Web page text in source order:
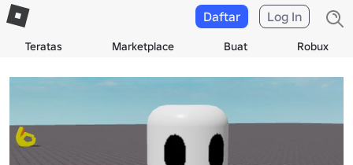
Teratas Marketplace Buat Robux
Daftar Log In